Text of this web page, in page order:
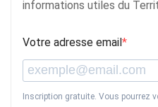
informations utiles du
Votre adresse email
Inscription gratuite. Vous pourrez